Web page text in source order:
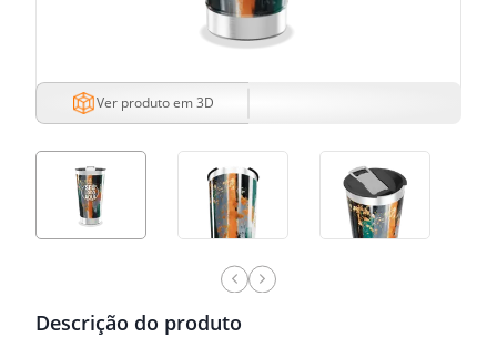
Ver produto em 3D
Descrição do produto